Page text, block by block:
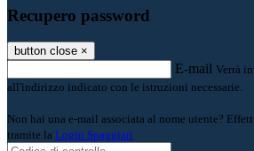
Recupero password
button close ×
E-mail Verrà
all'indirizzo indicato con le istruzioni necessarie.
Non hai una e-mail associata al nome utente?
tramite la Login Spaggiari